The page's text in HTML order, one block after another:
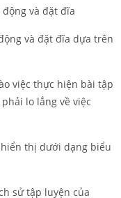
và đặt đĩa
và đặt đĩa dựa trên
việc thực hiện bài tập
lo lắng về việc
thị dưới dạng biểu
sử tập luyện của